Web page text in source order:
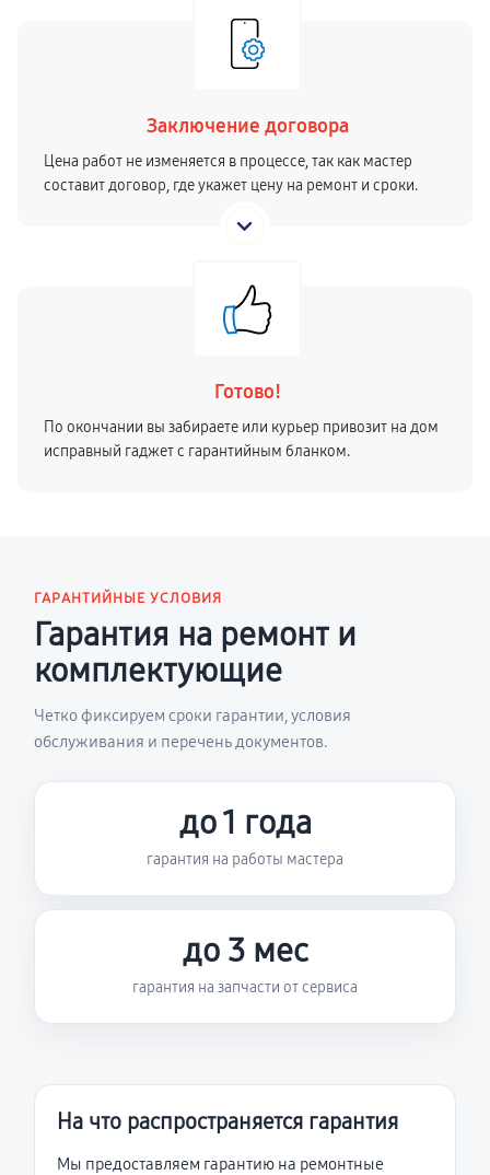
Заключение договора
Цена работ не изменяется в процессе, так как мастер
составит договор, где укажет цену на ремонт и сроки.
Готово!
По окончании вы забираете или курьер привозит на дом
исправный гаджет с гарантийным бланком.
ГАРАНТИЙНЫЕ УСЛОВИЯ
Гарантия на ремонт и
комплектующие
Четко фиксируем сроки гарантии, условия
обслуживания и перечень документов.
до 1 года
гарантия на работы мастера
до 3 мес
гарантия на запчасти от сервиса
На что распространяется гарантия
Мы предоставляем гарантию на ремонтные